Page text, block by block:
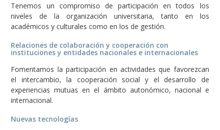
Tenemos un compromiso de participación en todos los
niveles de la organización universitaria, tanto en los
académicos y culturales como en los de gestión.
Relaciones de colaboración y cooperación con
instituciones y entidades nacionales e internacionales
Fomentamos la participación en actividades que favorezcan
el intercambio, la cooperación social y el desarrollo de
experiencias mutuas en el ámbito autonómico, nacional e
internacional.
Nuevas tecnologías